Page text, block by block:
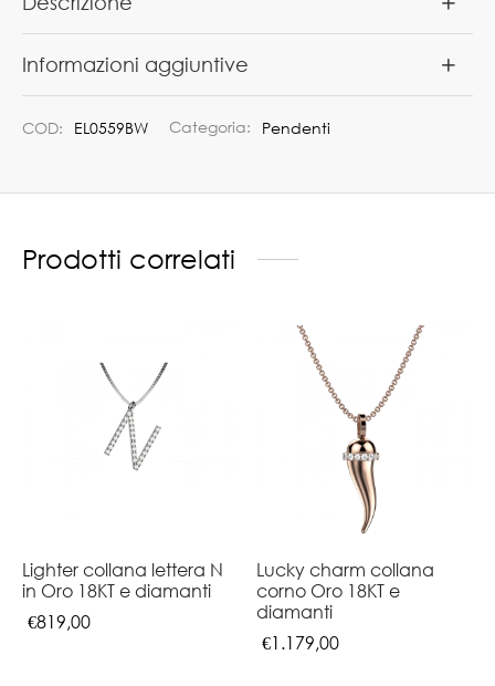
Informazioni aggiuntive
COD: EL0559BW Categoria: Pendenti
Prodotti correlati
Lighter collana lettera N
in Oro 18KT e diamanti
€819,00
Lucky charm collana
corno Oro 18KT e
diamanti
€1.179,00